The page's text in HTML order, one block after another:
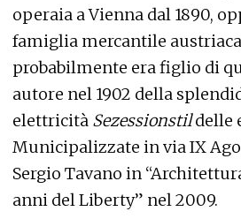
operaia a Vienna dal 1890,
famiglia mercantile
probabilmente era figlio di
autore nel 1902 della
elettricità Sezessionstildelle
Municipalizzate in via IX
Sergio Tavano in
anni del Liberty” nel 2009.